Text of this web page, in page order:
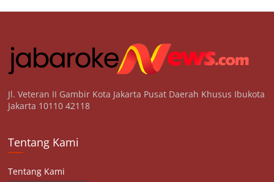
Jl. Veteran II Gambir Kota Jakarta Pusat Daerah Khusus Ibukota
Jakarta 10110 42118
Tentang Kami
Tentang Kami